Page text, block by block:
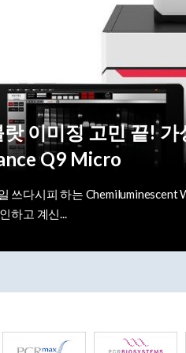
이미징 고민 끝!
Q9 Micro
쓰다시피 하는 Chemiluminescent
하고 계신...